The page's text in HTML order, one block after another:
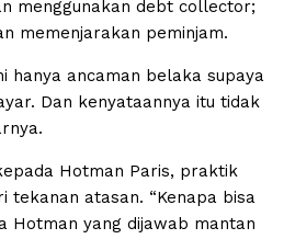
menggunakan debt collector;
memenjarakan peminjam.
hanya ancaman belaka supaya
Dan kenyataannya itu tidak
Hotman Paris, praktik
tekanan atasan. “Kenapa bisa
Hotman yang dijawab mantan